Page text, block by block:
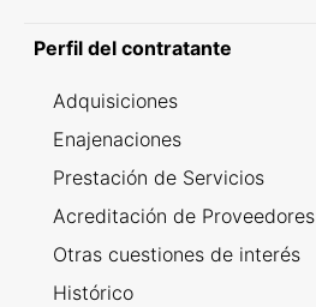
Perfil del contratante
Adquisiciones
Enajenaciones
Prestación de Servicios
Acreditación de Proveedores
Otras cuestiones de interés
Histórico